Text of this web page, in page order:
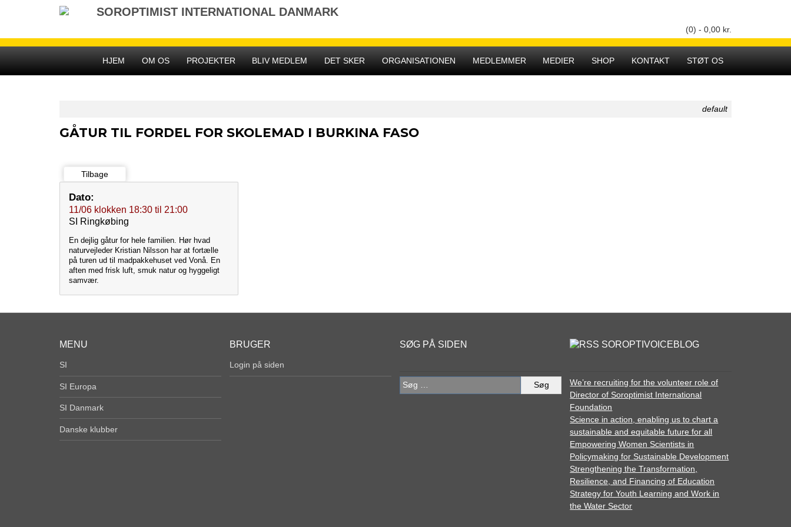
SOROPTIMIST INTERNATIONAL DANMARK
(0) -0,00 kr.
HJEM
OM OS PROJEKTER BLIV MEDLEM DET SKER ORGANISATIONEN MEDLEMMER MEDIER SHOP KONTAKT STØT OS
default
GÅTUR TIL FORDEL FOR SKOLEMAD I BURKINA FASO
Tilbage
Dato:
11/06 klokken 18:30 til 21:00
SI Ringkøbing
En dejlig gåtur for hele familien. Hør hvad
naturvejleder Kristian Nilsson har at fortælle
på turen ud til madpakkehuset ved Vonå. En
aften med frisk luft, smuk natur og hyggeligt
samvær.
MENU
SI
SI Europa
SI Danmark
Danske klubber
BRUGER
Login på siden
SØG PÅ SIDEN
Søg
efter:
SOROPTIVOICEBLOG
We’re recruiting for the volunteer role of
Director of Soroptimist International
Foundation
Science in action, enabling us to chart a
sustainable and equitable future for all
Empowering Women Scientists in
Policymaking for Sustainable Development
Strengthening the Transformation,
Resilience, and Financing of Education
Strategy for Youth Learning and Work in
the Water Sector